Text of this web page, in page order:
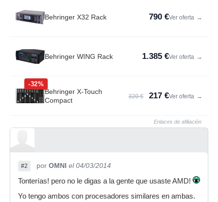
Behringer X32 Rack 790 €Ver oferta →
Behringer WING Rack 1.385 €Ver oferta →
-32%
Behringer X-Touch
Compact
320 € 217 €Ver oferta →
Enlaces de afiliación
#2 por OMNI el 04/03/2014
Tonterías! pero no le digas a la gente que usaste AMD!
Yo tengo ambos con procesadores similares en ambas.